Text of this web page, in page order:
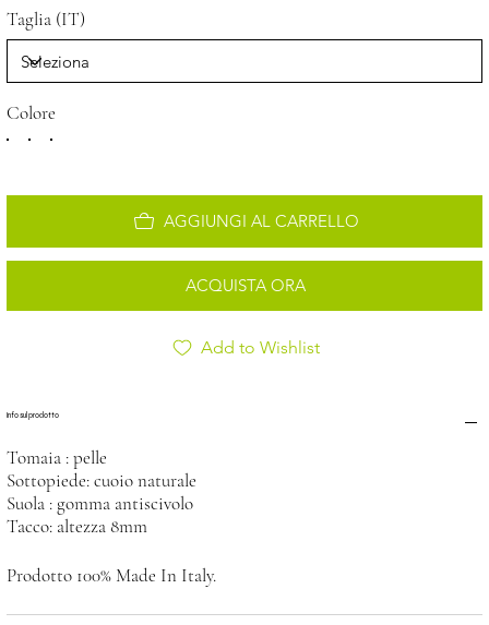
Taglia (IT)
Colore
AGGIUNGI AL CARRELLO
ACQUISTA ORA
Add to Wishlist
Info sul prodotto
Tomaia : pelle
Sottopiede: cuoio naturale
Suola : gomma antiscivolo
Tacco: altezza 8mm
Prodotto 100% Made In Italy.